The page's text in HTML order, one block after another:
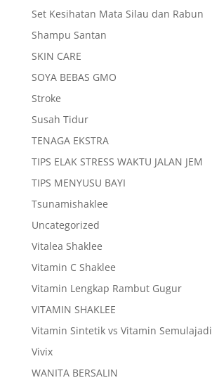
Set Kesihatan Mata Silau dan Rabun
Shampu Santan
SKIN CARE
SOYA BEBAS GMO
Stroke
Susah Tidur
TENAGA EKSTRA
TIPS ELAK STRESS WAKTU JALAN JEM
TIPS MENYUSU BAYI
Tsunamishaklee
Uncategorized
Vitalea Shaklee
Vitamin C Shaklee
Vitamin Lengkap Rambut Gugur
VITAMIN SHAKLEE
Vitamin Sintetik vs Vitamin Semulajadi
Vivix
WANITA BERSALIN